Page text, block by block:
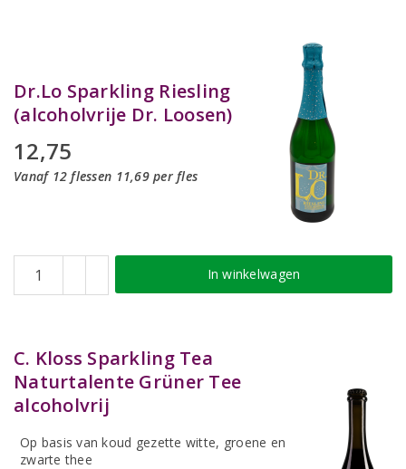
Dr.Lo Sparkling Riesling
(alcoholvrije Dr. Loosen)
12,75
Vanaf 12 flessen 11,69 per fles
In winkelwagen
C. Kloss Sparkling Tea
Naturtalente Grüner Tee
alcoholvrij
Op basis van koud gezette witte, groene en
zwarte thee